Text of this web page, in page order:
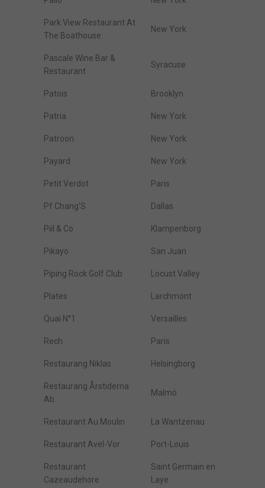
Park View Restaurant At
The Boathouse
New York
Pascale Wine Bar &
Restaurant
Syracuse
Patois Brooklyn
Patria New York
Patroon New York
Payard New York
Petit Verdot Paris
Pf Chang'S Dallas
Piil & Co Klampenborg
Pikayo San Juan
Piping Rock Golf Club Locust Valley
Plates Larchmont
Quai N°1 Versailles
Rech Paris
Restaurang Niklas Helsingborg
Restaurang Årstiderna
Ab.
Malmö
Restaurant Au Moulin La Wantzenau
Restaurant Avel-Vor Port-Louis
Restaurant
Cazeaudehore
Saint Germain en
Laye